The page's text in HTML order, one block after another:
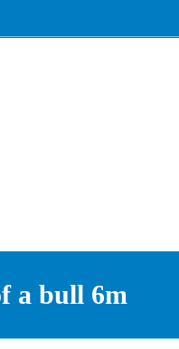
a bull 6m